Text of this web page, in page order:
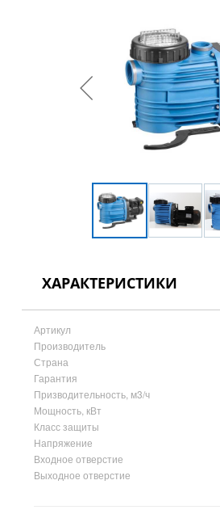
ХАРАКТЕРИСТИКИ
Артикул
Производитель
Страна
Гарантия
Призводительность, м3/ч
Мощность, кВт
Класс защиты
Напряжение
Входное отверстие
Выходное отверстие